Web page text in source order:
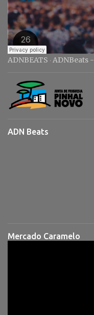
ADNBEATS · ADNBeats
ADN Beats
Mercado Caramelo